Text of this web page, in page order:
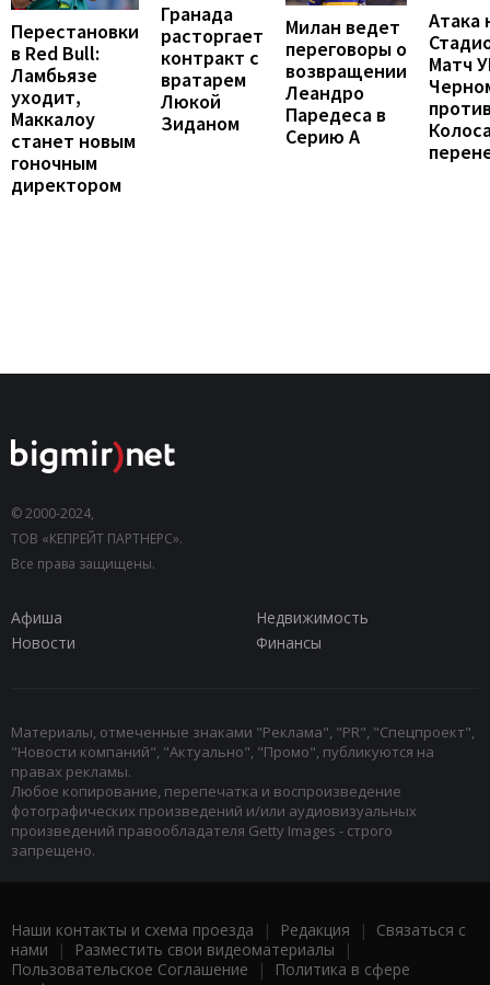
Перестановки
в Red Bull:
Ламбьязе
уходит,
Маккалоу
станет новым
гоночным
директором
Гранада
расторгает
контракт с
вратарем
Люкой
Зиданом
Милан ведет
переговоры о
возвращении
Леандро
Паредеса в
Серию А
Атака
Матч
© 2000-2024,
ТОВ «КЕПРЕЙТ ПАРТНЕРС».
Все права защищены.
Афиша
Недвижимость
Новости
Финансы
Материалы, отмеченные знаками "Реклама", "PR", "Спецпроект",
"Новости компаний", "Актуально", "Промо", публикуются на
правах рекламы.
Любое копирование, перепечатка и воспроизведение
фотографических произведений и/или аудиовизуальных
произведений правообладателя Getty Images - строго
запрещено.
Наши контакты и схема проезда | Редакция | Связаться с
нами | Разместить свои видеоматериалы |
Пользовательское Соглашение |
Политика в сфере